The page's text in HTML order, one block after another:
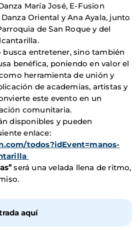
María José, E-Fusion
Oriental y Ana Ayala, junto
de San Roque y del
busca entretener, sino también
benéfica, poniendo en valor el
herramienta de unión y
de academias, artistas y
este evento en un
comunitaria.
disponibles y pueden
enlace:
todos?idEvent=manos-
será una velada llena de ritmo,
aquí